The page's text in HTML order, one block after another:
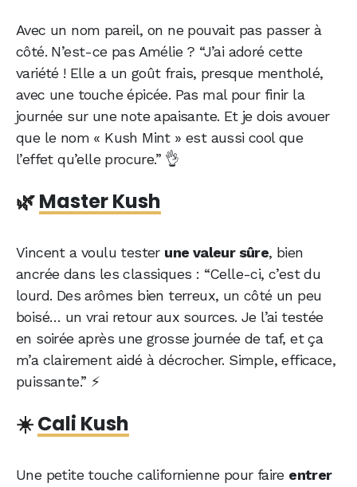
Avec un nom pareil, on ne pouvait pas passer à
côté. N’est-ce pas Amélie ? “J’ai adoré cette
variété ! Elle a un goût frais, presque mentholé,
avec une touche épicée. Pas mal pour finir la
journée sur une note apaisante. Et je dois avouer
que le nom « Kush Mint » est aussi cool que
l’effet qu’elle procure.” 👌
🌿Master Kush
Vincent a voulu tester une valeur sûre, bien
ancrée dans les classiques : “Celle-ci, c’est du
lourd. Des arômes bien terreux, un côté un peu
boisé… un vrai retour aux sources. Je l’ai testée
en soirée après une grosse journée de taf, et ça
m’a clairement aidé à décrocher. Simple, efficace,
puissante.” ⚡
☀️Cali Kush
Une petite touche californienne pour faire entrer